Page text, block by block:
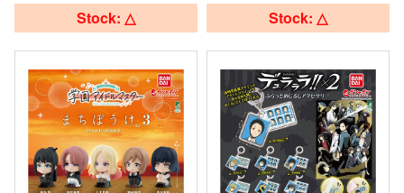
Stock: △ Stock: △